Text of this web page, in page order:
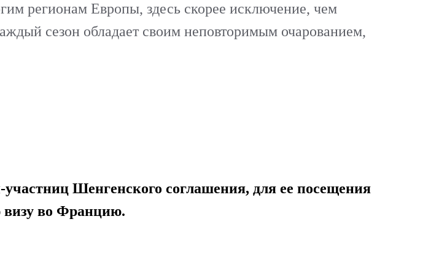
регионам Европы, здесь скорее исключение, чем
сезон обладает своим неповторимым очарованием,
Шенгенского соглашения, для ее посещения
визу во Францию.